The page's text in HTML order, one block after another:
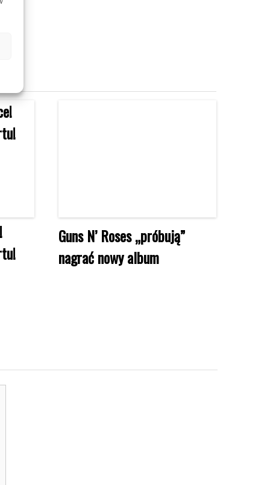
Guns N’ Roses „próbują”
nagrać nowy album